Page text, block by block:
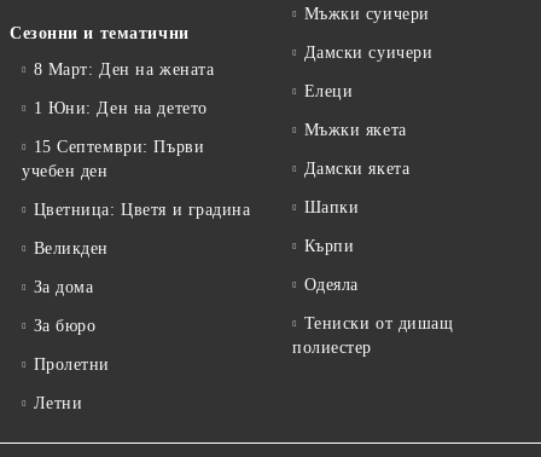
Сезонни и тематични
8 Март: Ден на жената
1 Юни: Ден на детето
15 Септември: Първи
учебен ден
Цветница: Цветя и градина
Великден
За дома
За бюро
Пролетни
Летни
Мъжки суичери
Дамски суичери
Елеци
Мъжки якета
Дамски якета
Шапки
Кърпи
Одеяла
Тениски от дишащ
полиестер